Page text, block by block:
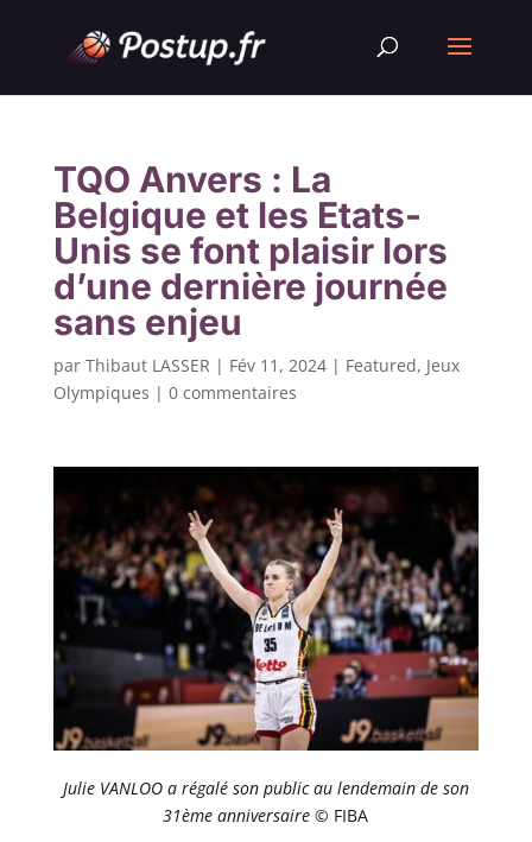
TQO Anvers : La
Belgique et les Etats-
Unis se font plaisir lors
d’une dernière journée
sans enjeu
par Thibaut LASSER | Fév 11, 2024| Featured, Jeux
Olympiques | 0 commentaires
Julie VANLOO a régalé son public au lendemain de son
31ème anniversaire © FIBA